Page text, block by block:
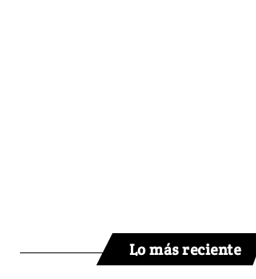
Lo más reciente